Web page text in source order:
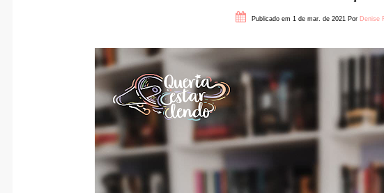
Publicado em 1 de mar. de 2021 Por Denise